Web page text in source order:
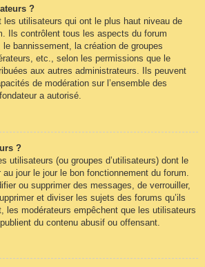
?
les utilisateurs qui ont le plus haut niveau de
Ils contrôlent tous les aspects du forum
bannissement, la création de groupes
etc., selon les permissions que le
aux autres administrateurs. Ils peuvent
de modération sur l’ensemble des
a autorisé.
?
utilisateurs (ou groupes d’utilisateurs) dont le
jour le jour le bon fonctionnement du forum.
ou supprimer des messages, de verrouiller,
et diviser les sujets des forums qu’ils
les modérateurs empêchent que les utilisateurs
du contenu abusif ou offensant.